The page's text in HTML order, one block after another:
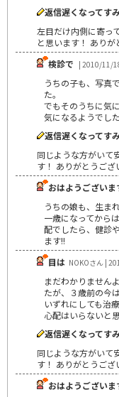
返信遅くなってす
左目だけ内側に寄っ
と思います！ あり
検診で | 2010/11/
うちの子も、写真
た。
でもそのうちに気
気になるようでし
返信遅くなってす
同じような方がいて
す！ ありがとうご
おはようございま
うちの娘も、生ま
一歳になってから
配でしたら、健診
ます!!
目は NOKOさん |
まだわかりません
たが、３歳前の今
いずれにしても治
心配はいらないと思
返信遅くなってす
同じような方がいて
す！ ありがとうご
おはようございま